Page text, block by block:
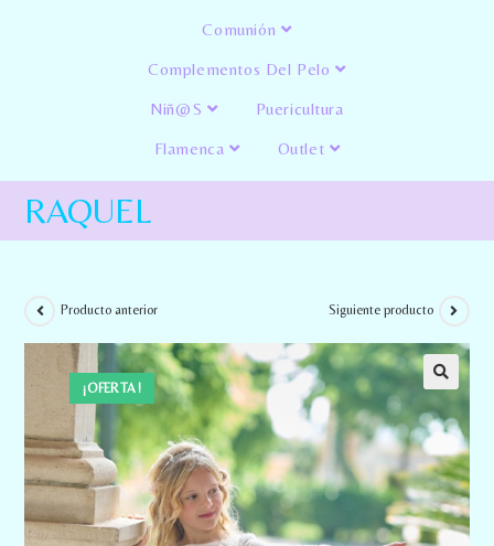
Comunión
Complementos Del Pelo
Niñ@s Puericultura
Flamenca Outlet
RAQUEL
¡OFERTA!
Producto anterior Siguiente producto